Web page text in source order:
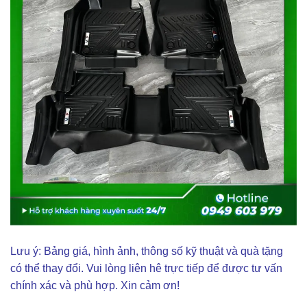
Lưu ý: Bảng giá, hình ảnh, thông số kỹ thuật và quà tặng
có thể thay đổi. Vui lòng liên hê trực tiếp để được tư vấn
chính xác và phù hợp. Xin cảm ơn!